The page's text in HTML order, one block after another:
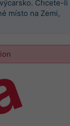
Chcete-li
místo na Zemi,